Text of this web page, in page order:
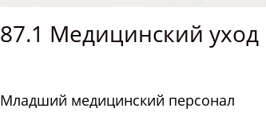
87.1 Медицинский уход
Младший медицинский персонал